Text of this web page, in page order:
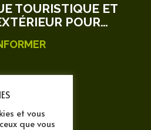
TOURISTIQUE ET
POUR…
et vous
que vous